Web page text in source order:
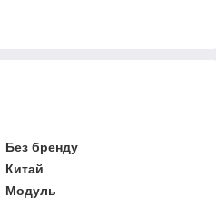
Без бренду
Китай
Модуль